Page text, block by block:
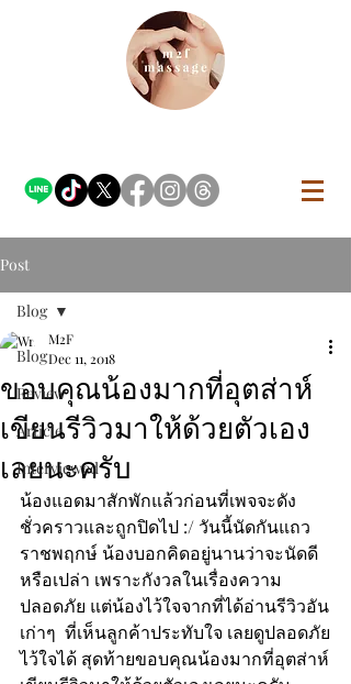
Post
Blog
Review
Article
Interviewed
Blog
ขอบคุณน้องมากที่อุตส่าห์
เขียนรีวิวมาให้ด้วยตัวเอง
เลยนะครับ
M2F
Dec 11, 2018
น้องแอดมาสักพักแล้วก่อนที่เพจจะดัง
ชั่วคราวและถูกปิดไป :/ วันนี้นัดกันแถว
ราชพฤกษ์ น้องบอกคิดอยู่นานว่าจะนัดดี
หรือเปล่า เพราะกังวลในเรื่องความ
ปลอดภัย แต่น้องไว้ใจจากที่ได้อ่านรีวิวอัน
เก่าๆ  ที่เห็นลูกค้าประทับใจ เลยดูปลอดภัย
ไว้ใจได้ สุดท้ายขอบคุณน้องมากที่อุตส่าห์